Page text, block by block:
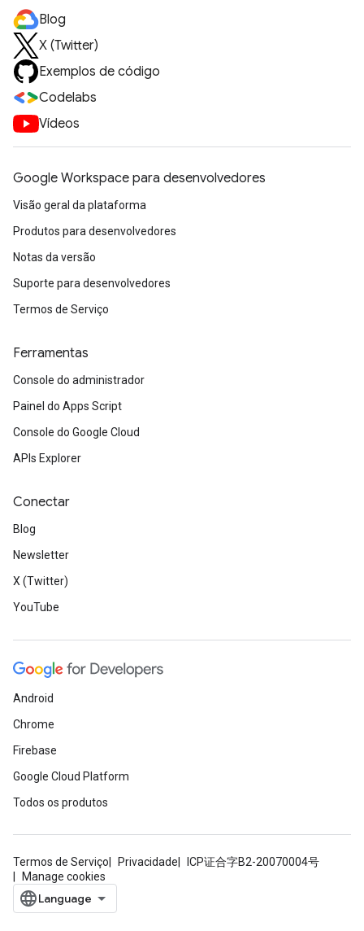
Blog
X (Twitter)
Exemplos de código
Codelabs
Vídeos
Google Workspace para desenvolvedores
Visão geral da plataforma
Produtos para desenvolvedores
Notas da versão
Suporte para desenvolvedores
Termos de Serviço
Ferramentas
Console do administrador
Painel do Apps Script
Console do Google Cloud
APIs Explorer
Conectar
Blog
Newsletter
X (Twitter)
YouTube
Android
Chrome
Firebase
Google Cloud Platform
Todos os produtos
Termos de Serviço Privacidade
ICP证合字B2-20070004号
Manage cookies